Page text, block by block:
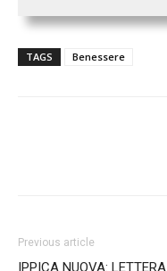
TAGS Benessere
Previous article
IPPICA NUOVA: LETTERA